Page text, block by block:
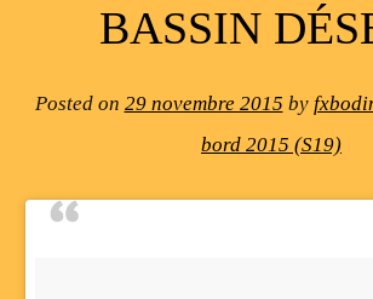
BASSIN
Posted on 29 novembre 2015 by
bord 2015 (S19)